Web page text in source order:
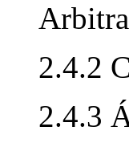
2.4.2
2.4.3